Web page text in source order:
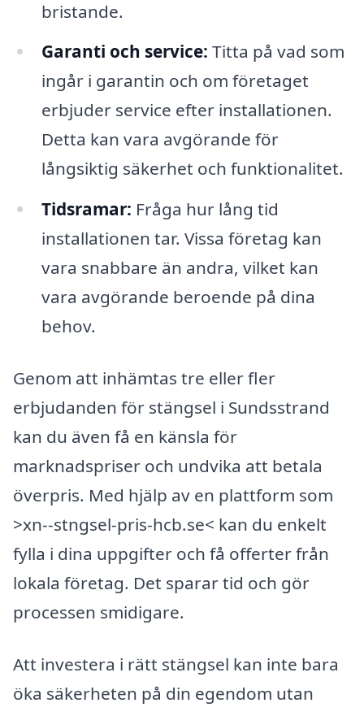
bristande.
Garanti och service: Titta på vad som
ingår i garantin och om företaget
erbjuder service efter installationen.
Detta kan vara avgörande för
långsiktig säkerhet och funktionalitet.
Tidsramar: Fråga hur lång tid
installationen tar. Vissa företag kan
vara snabbare än andra, vilket kan
vara avgörande beroende på dina
behov.
Genom att inhämtas tre eller fler
erbjudanden för stängsel i Sundsstrand
kan du även få en känsla för
marknadspriser och undvika att betala
överpris. Med hjälp av en plattform som
>xn--stngsel-pris-hcb.se< kan du enkelt
fylla i dina uppgifter och få offerter från
lokala företag. Det sparar tid och gör
processen smidigare.
Att investera i rätt stängsel kan inte bara
öka säkerheten på din egendom utan